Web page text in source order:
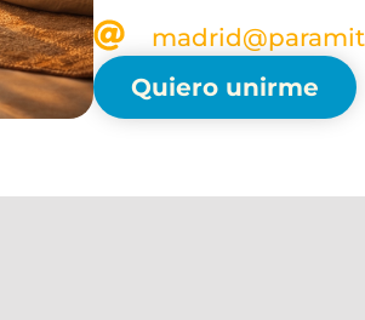
Quiero unirme